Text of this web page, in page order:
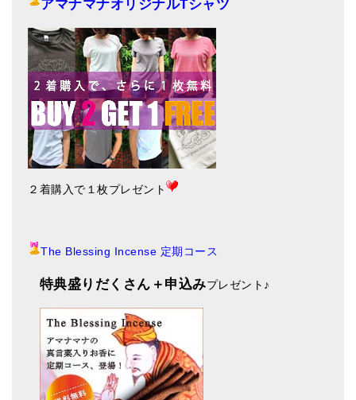
アマナマナオリジナルTシャツ
２着購入で１枚プレゼント
The Blessing Incense 定期コース
特典盛りだくさん＋申込みプレゼント ♪